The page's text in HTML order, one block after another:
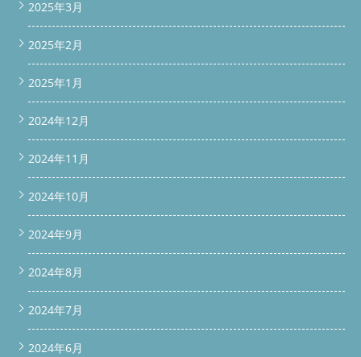
2025年3月
2025年2月
2025年1月
2024年12月
2024年11月
2024年10月
2024年9月
2024年8月
2024年7月
2024年6月